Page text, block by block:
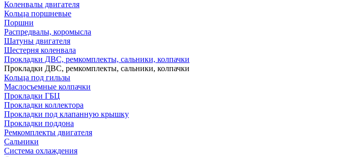
Коленвалы двигателя
Кольца поршневые
Поршни
Распредвалы, коромысла
Шатуны двигателя
Шестерня коленвала
Прокладки ДВС, ремкомплекты, сальники, колпачки
Прокладки ДВС, ремкомплекты, сальники, колпачки
Кольца под гильзы
Маслосъемные колпачки
Прокладки ГБЦ
Прокладки коллектора
Прокладки под клапанную крышку
Прокладки поддона
Ремкомплекты двигателя
Сальники
Система охлаждения